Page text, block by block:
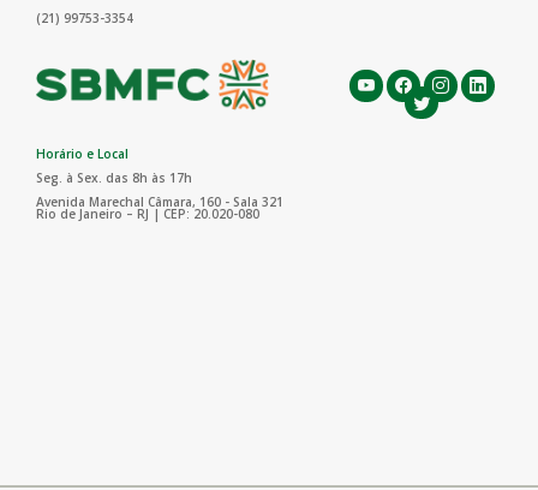
(21) 99753-3354
Horário e Local
Seg. à Sex. das 8h às 17h
Avenida Marechal Câmara, 160 - Sala 321
Rio de Janeiro – RJ | CEP: 20.020-080